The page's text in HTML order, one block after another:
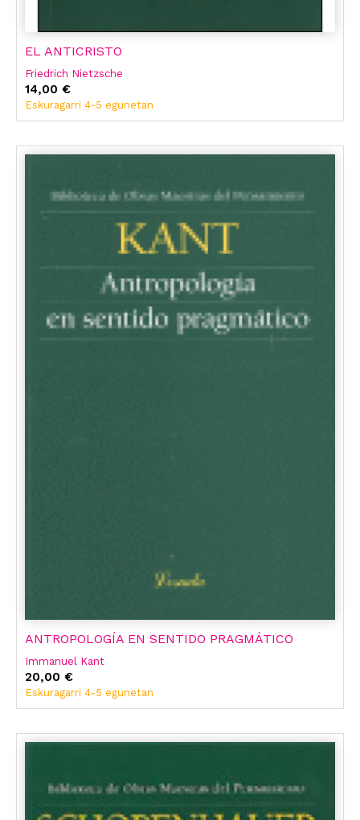
EL ANTICRISTO
Friedrich Nietzsche
14,00 €
Eskuragarri 4-5 egunetan
ANTROPOLOGÍA EN SENTIDO PRAGMÁTICO
Immanuel Kant
20,00 €
Eskuragarri 4-5 egunetan